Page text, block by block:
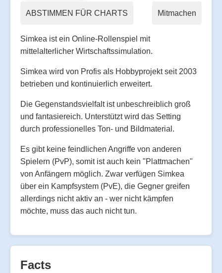
ABSTIMMEN FÜR CHARTS Mitmachen
Simkea ist ein Online-Rollenspiel mit
mittelalterlicher Wirtschaftssimulation.
Simkea wird von Profis als Hobbyprojekt seit 2003
betrieben und kontinuierlich erweitert.
Die Gegenstandsvielfalt ist unbeschreiblich groß
und fantasiereich. Unterstützt wird das Setting
durch professionelles Ton- und Bildmaterial.
Es gibt keine feindlichen Angriffe von anderen
Spielern (PvP), somit ist auch kein "Plattmachen"
von Anfängern möglich. Zwar verfügen Simkea
über ein Kampfsystem (PvE), die Gegner greifen
allerdings nicht aktiv an - wer nicht kämpfen
möchte, muss das auch nicht tun.
Facts